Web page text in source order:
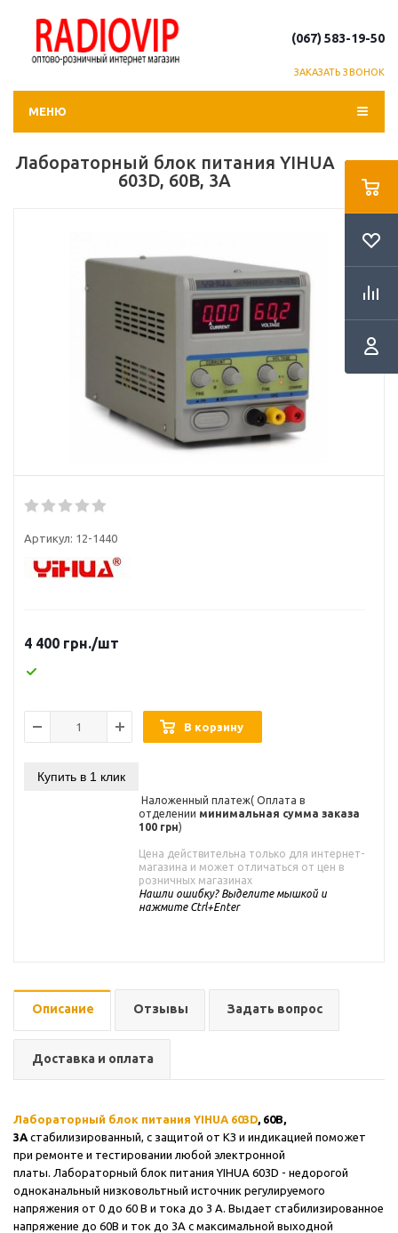
(067) 583-19-50
ЗАКАЗАТЬ ЗВОНОК
МЕНЮ
Лабораторный блок питания YIHUA
603D, 60B, 3A
Артикул: 12-1440
4 400 грн./шт
В корзину
Купить в 1 клик
Наложенный платеж( Оплата в
отделении минимальная сумма заказа
100 грн)
Цена действительна только для интернет-
магазина и может отличаться от цен в
розничных магазинах
Нашли ошибку? Выделите мышкой и
нажмите Ctrl+Enter
Описание Отзывы Задать вопрос
Доставка и оплата
Лабораторный блок питания YIHUA 603D, 60B,
3A стабилизированный, с защитой от КЗ и индикацией поможет
при ремонте и тестировании любой электронной
платы. Лабораторный блок питания YIHUA 603D - недорогой
одноканальный низковольтный источник регулируемого
напряжения от 0 до 60 В и тока до 3 А. Выдает стабилизированное
напряжение до 60В и ток до 3А с максимальной выходной